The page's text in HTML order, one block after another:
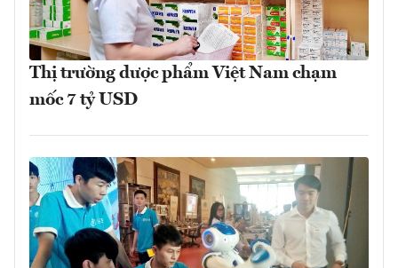
Thị trường dược phẩm Việt Nam chạm
mốc 7 tỷ USD